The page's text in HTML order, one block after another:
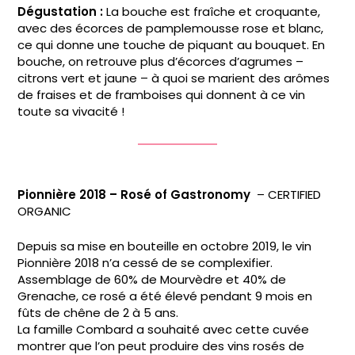
Dégustation :La bouche est fraîche et croquante,
avec des écorces de pamplemousse rose et blanc,
ce qui donne une touche de piquant au bouquet. En
bouche, on retrouve plus d’écorces d’agrumes –
citrons vert et jaune – à quoi se marient des arômes
de fraises et de framboises qui donnent à ce vin
toute sa vivacité !
Pionnière 2018 – Rosé of Gastronomy – CERTIFIED
ORGANIC
Depuis sa mise en bouteille en octobre 2019, le vin
Pionnière 2018 n’a cessé de se complexifier.
Assemblage de 60% de Mourvèdre et 40% de
Grenache, ce rosé a été élevé pendant 9 mois en
fûts de chêne de 2 à 5 ans.
La famille Combard a souhaité avec cette cuvée
montrer que l’on peut produire des vins rosés de